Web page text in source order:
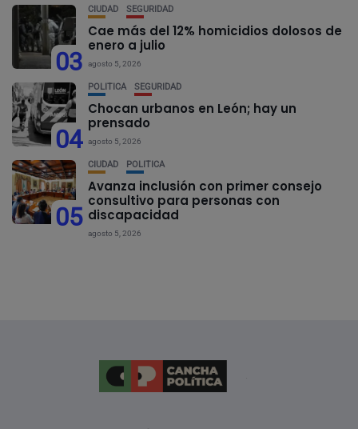
03
CIUDAD SEGURIDAD
Cae más del 12% homicidios dolosos de
enero a julio
agosto 5, 2026
04
POLÍTICA SEGURIDAD
Chocan urbanos en León; hay un
prensado
agosto 5, 2026
05
CIUDAD POLÍTICA
Avanza inclusión con primer consejo
consultivo para personas con
discapacidad
agosto 5, 2026